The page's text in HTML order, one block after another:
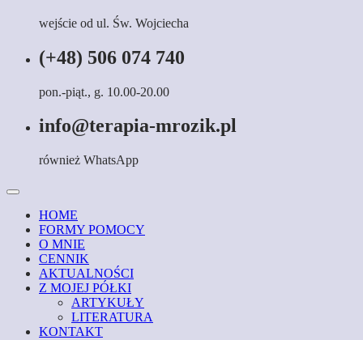
wejście od ul. Św. Wojciecha
(+48) 506 074 740
pon.-piąt., g. 10.00-20.00
info@terapia-mrozik.pl
również WhatsApp
HOME
FORMY POMOCY
O MNIE
CENNIK
AKTUALNOŚCI
Z MOJEJ PÓŁKI
ARTYKUŁY
LITERATURA
KONTAKT